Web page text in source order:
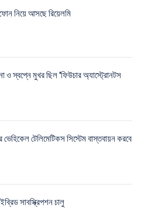
নিয়ে আসছে রিয়েলমি
ও স্বপ্নে মুখর ছিল 'ফিউচার অ্যাস্ট্রোনটস
টেলিমেটিকস সিস্টেম বাস্তবায়ন করবে
সাবস্ক্রিপশন চালু